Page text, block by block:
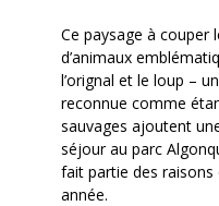
Ce paysage à couper
d’animaux
l’orignal et le loup –
reconnue comme
sauvages ajoutent
séjour au parc
fait partie des raisons
année.